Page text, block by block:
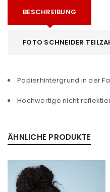
BESCHREIBUNG
FOTO SCHNEIDER
Papierhintergrund in der
Hochwertige nicht
ÄHNLICHE PRODUKTE